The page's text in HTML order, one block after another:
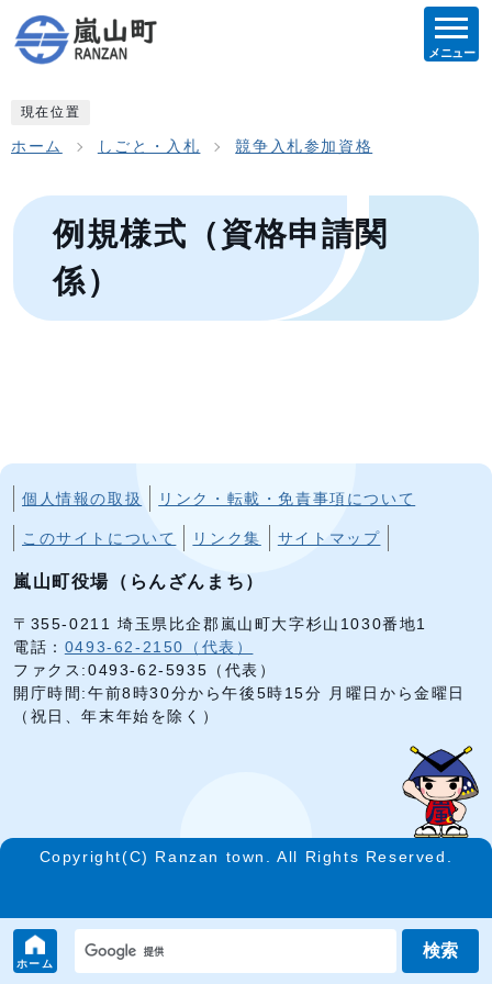
ホーム
検索
メニュー
現在位置
ホーム しごと・入札 競争入札参加資格
例規様式（資格申請関
係）
個人情報の取扱 リンク・転載・免責事項について
このサイトについて リンク集 サイトマップ
嵐山町役場（らんざんまち）
〒355-0211 埼玉県比企郡嵐山町大字杉山1030番地1
電話： 0493-62-2150（代表）
ファクス:0493-62-5935（代表）
開庁時間:午前8時30分から午後5時15分 月曜日から金曜日
（祝日、年末年始を除く）
Copyright(C) Ranzan town. All Rights Reserved.